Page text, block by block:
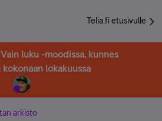
Telia.fi etusivulle
luku -moodissa, kunnes
lokakuussa
arkisto